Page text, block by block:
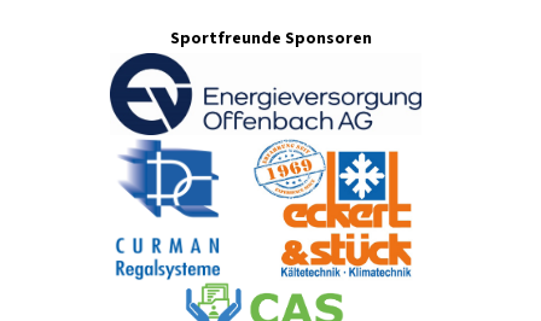
Sportfreunde Sponsoren